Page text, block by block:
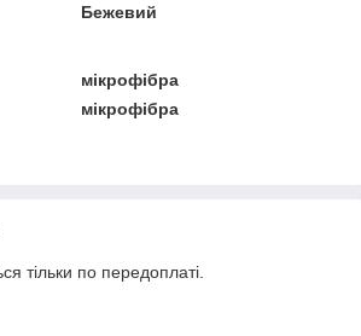
Бежевий
мікрофібра
мікрофібра
тільки по передоплаті.